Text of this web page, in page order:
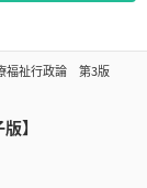
福祉行政論 第3版
】